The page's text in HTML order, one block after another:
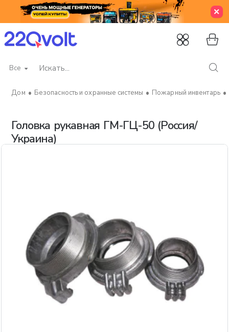
Все
Искать...
Головка рукавная ГМ-ГЦ-50 (Россия/
Украина)
Безопасность и охранные системы Пожарный инвентарь